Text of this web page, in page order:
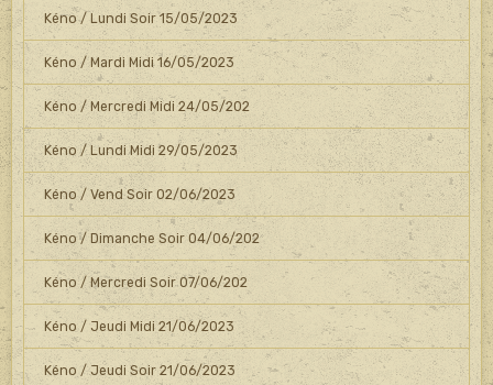
Kéno / Lundi Soir 15/05/2023
Kéno / Mardi Midi 16/05/2023
Kéno / Mercredi Midi 24/05/202
Kéno / Lundi Midi 29/05/2023
Kéno / Vend Soir 02/06/2023
Kéno / Dimanche Soir 04/06/202
Kéno / Mercredi Soir 07/06/202
Kéno / Jeudi Midi 21/06/2023
Kéno / Jeudi Soir 21/06/2023